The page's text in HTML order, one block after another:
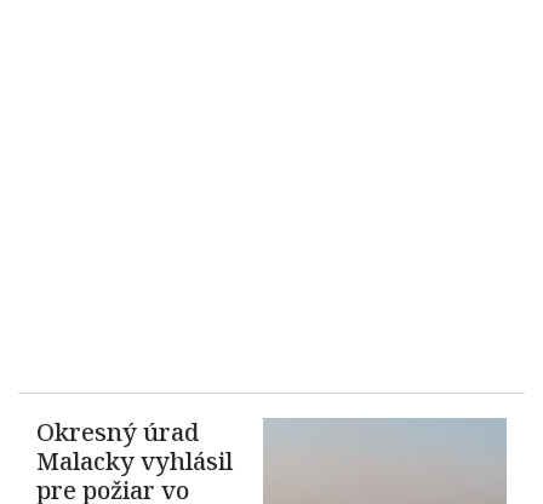
Okresný úrad
Malacky vyhlásil
pre požiar vo